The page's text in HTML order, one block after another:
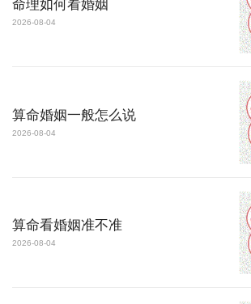
命理如何看婚姻
2026-08-04
算命婚姻一般怎么说
2026-08-04
算命看婚姻准不准
2026-08-04